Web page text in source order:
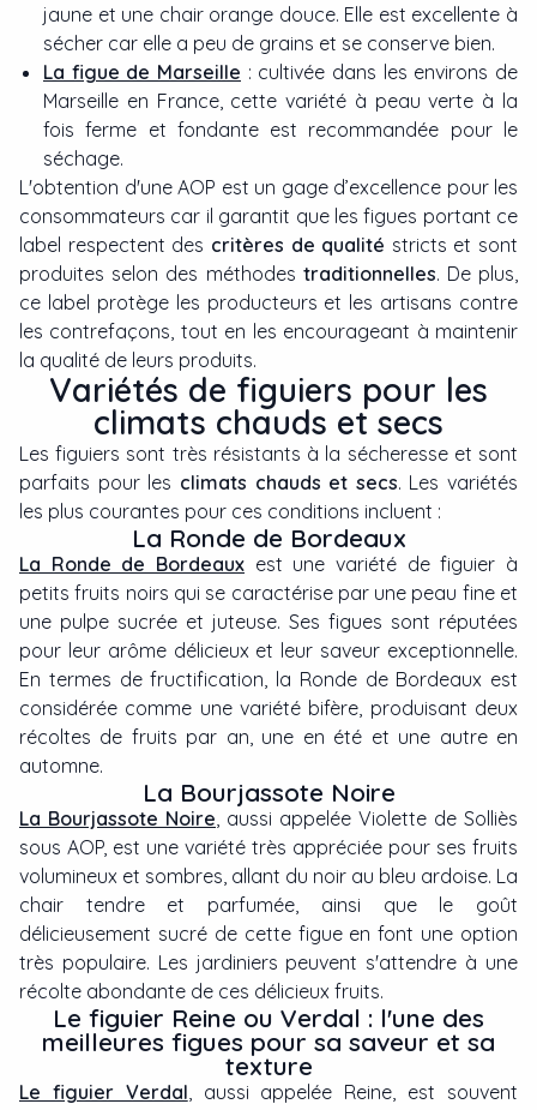
jaune et une chair orange douce. Elle est excellente à
sécher car elle a peu de grains et se conserve bien.
La figue de Marseille : cultivée dans les environs de
Marseille en France, cette variété à peau verte à la
fois ferme et fondante est recommandée pour le
séchage.
L'obtention d'une AOP est un gage d’excellence pour les
consommateurs car il garantit que les figues portant ce
label respectent des critères de qualité stricts et sont
produites selon des méthodes traditionnelles. De plus,
ce label protège les producteurs et les artisans contre
les contrefaçons, tout en les encourageant à maintenir
la qualité de leurs produits.
Variétés de figuiers pour les
climats chauds et secs
Les figuiers sont très résistants à la sécheresse et sont
parfaits pour les climats chauds et secs. Les variétés
les plus courantes pour ces conditions incluent :
La Ronde de Bordeaux
La Ronde de Bordeaux est une variété de figuier à
petits fruits noirs qui se caractérise par une peau fine et
une pulpe sucrée et juteuse. Ses figues sont réputées
pour leur arôme délicieux et leur saveur exceptionnelle.
En termes de fructification, la Ronde de Bordeaux est
considérée comme une variété bifère, produisant deux
récoltes de fruits par an, une en été et une autre en
automne.
La Bourjassote Noire
La Bourjassote Noire, aussi appelée Violette de Solliès
sous AOP, est une variété très appréciée pour ses fruits
volumineux et sombres, allant du noir au bleu ardoise. La
chair tendre et parfumée, ainsi que le goût
délicieusement sucré de cette figue en font une option
très populaire. Les jardiniers peuvent s'attendre à une
récolte abondante de ces délicieux fruits.
Le figuier Reine ou Verdal : l'une des
meilleures figues pour sa saveur et sa
texture
Le figuier Verdal, aussi appelée Reine, est souvent